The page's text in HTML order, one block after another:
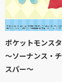
ポケットモンス
～ソーナンス・
スパー～